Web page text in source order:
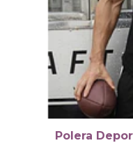
Polera